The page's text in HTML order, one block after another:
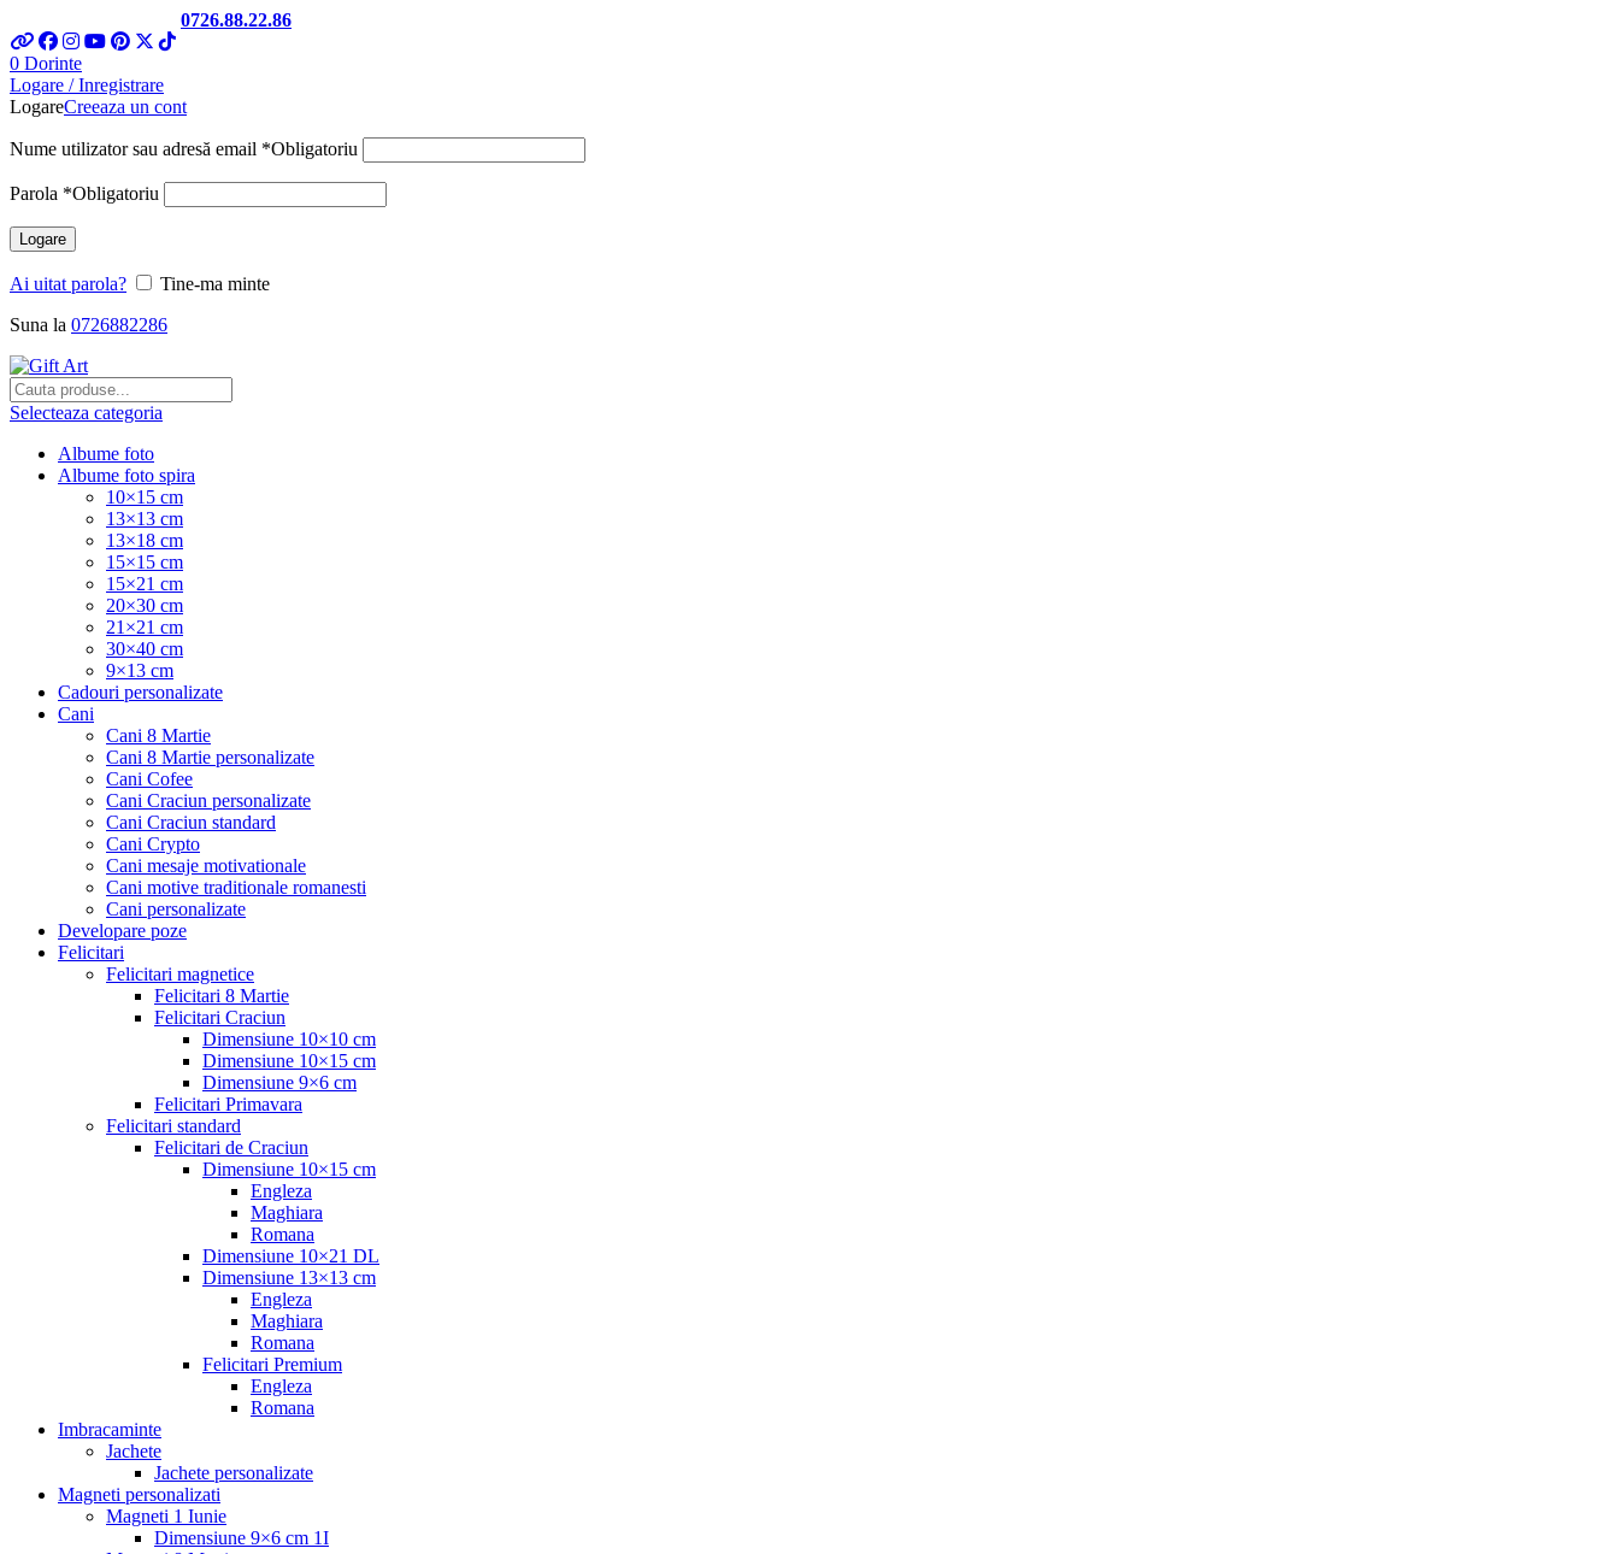
0726.88.22.86
0 Dorinte
Logare / Inregistrare
LogareCreeaza un cont
Nume utilizator sau adresă email *Obligatoriu
Parola *Obligatoriu
Logare
Ai uitat parola?
Tine-ma minte
Suna la 0726882286
Selecteaza categoria
Albume foto
Albume foto spira
10×15 cm
13×13 cm
13×18 cm
15×15 cm
15×21 cm
20×30 cm
21×21 cm
30×40 cm
9×13 cm
Cadouri personalizate
Cani
Cani 8 Martie
Cani 8 Martie personalizate
Cani Cofee
Cani Craciun personalizate
Cani Craciun standard
Cani Crypto
Cani mesaje motivationale
Cani motive traditionale romanesti
Cani personalizate
Developare poze
Felicitari
Felicitari magnetice
Felicitari 8 Martie
Felicitari Craciun
Dimensiune 10×10 cm
Dimensiune 10×15 cm
Dimensiune 9×6 cm
Felicitari Primavara
Felicitari standard
Felicitari de Craciun
Dimensiune 10×15 cm
Engleza
Maghiara
Romana
Dimensiune 10×21 DL
Dimensiune 13×13 cm
Engleza
Maghiara
Romana
Felicitari Premium
Engleza
Romana
Imbracaminte
Jachete
Jachete personalizate
Magneti personalizati
Magneti 1 Iunie
Dimensiune 9×6 cm 1I